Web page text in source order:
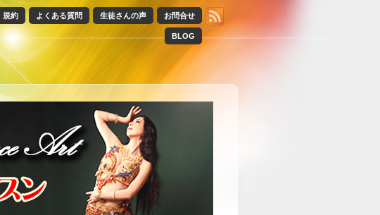
お問合せ
生徒さんの声
よくある質問
規約
BLOG